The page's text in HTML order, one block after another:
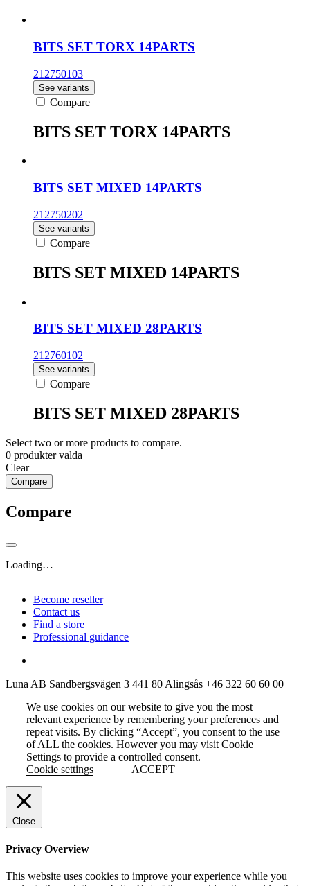
BITS SET TORX 14PARTS
212750103
See variants
Compare
BITS SET TORX 14PARTS
BITS SET MIXED 14PARTS
212750202
See variants
Compare
BITS SET MIXED 14PARTS
BITS SET MIXED 28PARTS
212760102
See variants
Compare
BITS SET MIXED 28PARTS
Select two or more products to compare.
0 produkter valda
Clear
Compare
Compare
Loading…
Become reseller
Contact us
Find a store
Professional guidance
Luna AB Sandbergsvägen 3 441 80 Alingsås +46 322 60 60 00
We use cookies on our website to give you the most
relevant experience by remembering your preferences and
repeat visits. By clicking “Accept”, you consent to the use
of ALL the cookies. However you may visit Cookie
Settings to provide a controlled consent.
Cookie settings
ACCEPT
Close
Privacy Overview
This website uses cookies to improve your experience while you